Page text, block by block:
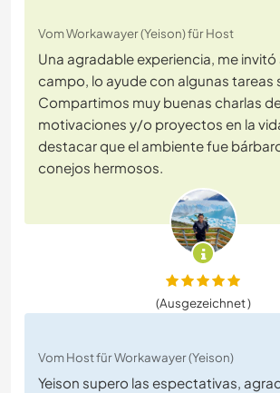
Vom Workawayer (Yeison) für Host
Una agradable experiencia, me
campo, lo ayude con algunas tareas
Compartimos muy buenas charlas
motivaciones y/o proyectos en la
destacar que el ambiente fue
conejos hermosos.
(Ausgezeichnet )
Vom Host für Workawayer (Yeison)
Yeison supero las espectativas,